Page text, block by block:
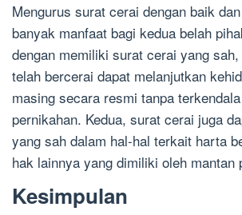
Mengurus surat cerai dengan baik
banyak manfaat bagi kedua belah
dengan memiliki surat cerai yang
telah bercerai dapat melanjutkan
masing secara resmi tanpa
pernikahan. Kedua, surat cerai juga
yang sah dalam hal-hal terkait harta
hak lainnya yang dimiliki oleh mantan
Kesimpulan